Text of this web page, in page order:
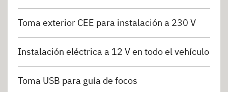
Toma exterior CEE para instalación a 230 V
Instalación eléctrica a 12 V en todo el vehículo
Toma USB para guía de focos